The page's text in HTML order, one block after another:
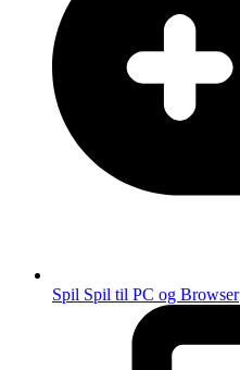
Spil Spil til PC og Browser